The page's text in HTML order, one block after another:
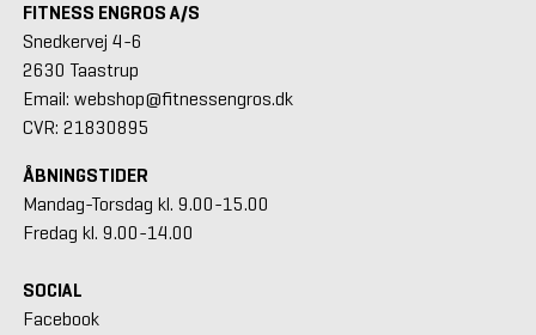
FITNESS ENGROS A/S
Snedkervej 4-6
2630 Taastrup
Email: webshop@fitnessengros.dk
CVR: 21830895
ÅBNINGSTIDER
Mandag-Torsdag kl. 9.00-15.00
Fredag kl. 9.00-14.00
SOCIAL
Facebook